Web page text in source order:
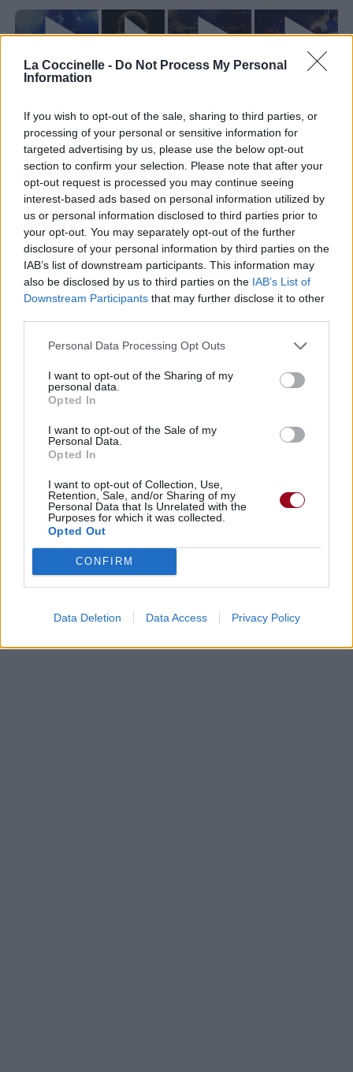
La Coccinelle - Do Not Process My Personal
Information
If you wish to opt-out of the sale, sharing to third parties, or
processing of your personal or sensitive information for
targeted advertising by us, please use the below opt-out
section to confirm your selection. Please note that after your
opt-out request is processed you may continue seeing
interest-based ads based on personal information utilized by
us or personal information disclosed to third parties prior to
your opt-out. You may separately opt-out of the further
disclosure of your personal information by third parties on the
IAB’s list of downstream participants. This information may
also be disclosed by us to third parties on the IAB’s List of
Downstream Participants that may further disclose it to other
Personal Data Processing Opt Outs
I want to opt-out of the Sharing of my
personal data.
Opted In
I want to opt-out of the Sale of my
Personal Data.
Opted In
I want to opt-out of Collection, Use,
Retention, Sale, and/or Sharing of my
Personal Data that Is Unrelated with the
Purposes for which it was collected.
Opted Out
CONFIRM
Data Deletion Data Access Privacy Policy
Concert/Live
Paroles + Traduction Téléchargement
Vidéos
Commentaires
Dire «merci» pour cette traduction Corriger une erreur